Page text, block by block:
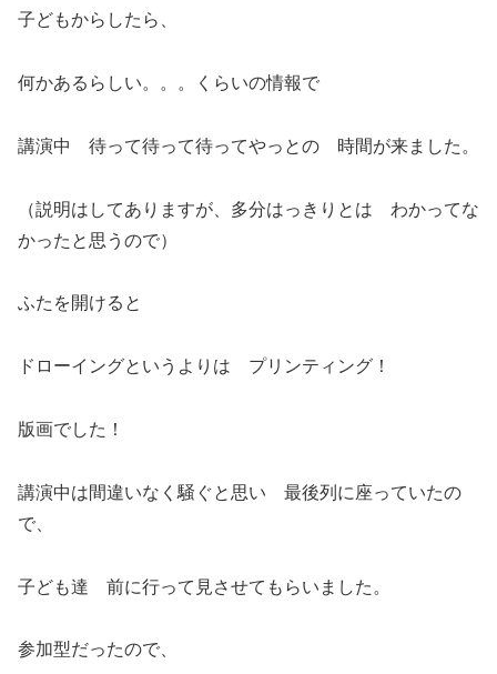
子どもからしたら、
何かあるらしい。。。くらいの情報で
講演中 待って待って待ってやっとの 時間が来ました。
（説明はしてありますが、多分はっきりとは わかってな
かったと思うので）
ふたを開けると
ドローイングというよりは プリンティング！
版画でした！
講演中は間違いなく騒ぐと思い 最後列に座っていたの
で、
子ども達 前に行って見させてもらいました。
参加型だったので、